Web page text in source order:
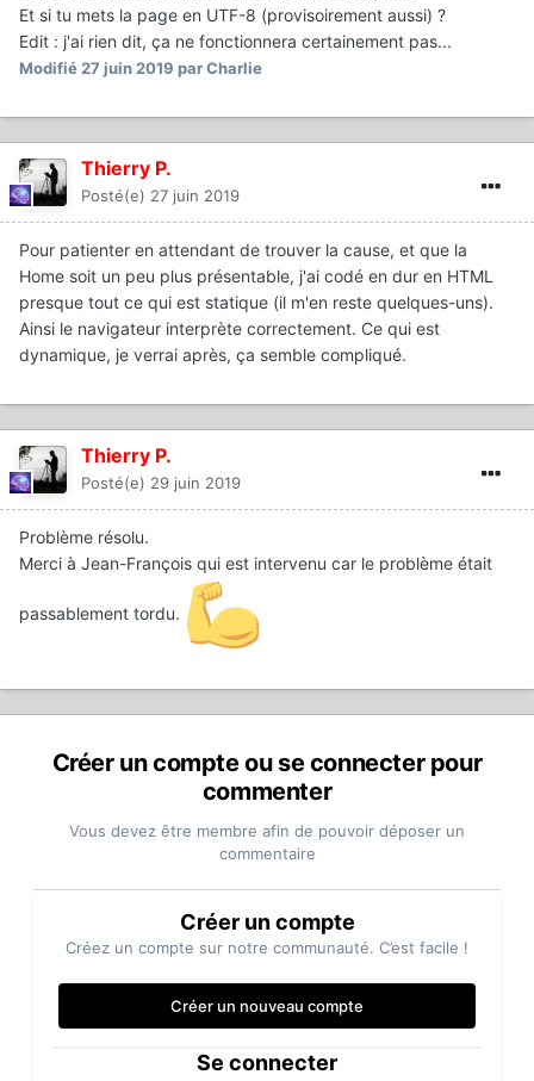
Et si tu mets la page en UTF-8 (provisoirement aussi) ?
Edit : j'ai rien dit, ça ne fonctionnera certainement pas...
Modifié 27 juin 2019 par Charlie
Thierry P.
Posté(e) 27 juin 2019
Pour patienter en attendant de trouver la cause, et que la
Home soit un peu plus présentable, j'ai codé en dur en HTML
presque tout ce qui est statique (il m'en reste quelques-uns).
Ainsi le navigateur interprète correctement. Ce qui est
dynamique, je verrai après, ça semble compliqué.
Thierry P.
Posté(e) 29 juin 2019
Problème résolu.
Merci à Jean-François qui est intervenu car le problème était
passablement tordu.
Créer un compte ou se connecter pour
commenter
Vous devez être membre afin de pouvoir déposer un
commentaire
Créer un compte
Créez un compte sur notre communauté. C’est facile !
Créer un nouveau compte
Se connecter